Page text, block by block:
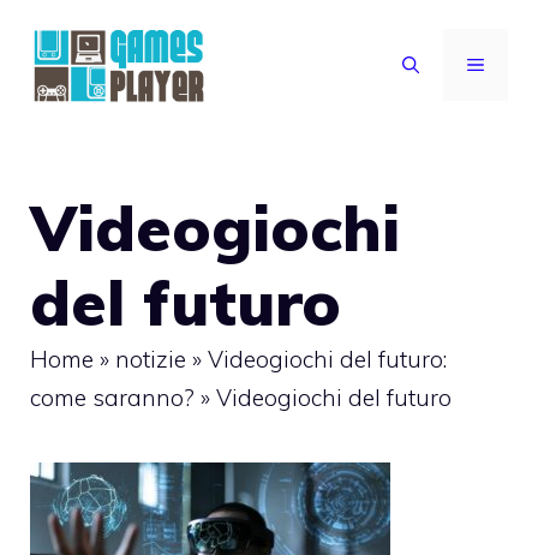
contenuto
MENU
Videogiochi
del futuro
Home » notizie » Videogiochi del futuro:
come saranno? » Videogiochi del futuro